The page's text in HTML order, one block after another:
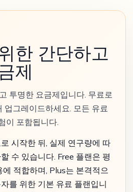
한 간단하고
제
투명한 요금제입니다. 무료로
업그레이드하세요. 모든 유료
이 포함됩니다.
시작한 뒤, 실제 연구량에 따
수 있습니다. Free 플랜은 평
적합하며, Plus는 본격적으
를 위한 기본 유료 플랜입니